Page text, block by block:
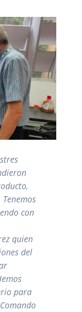
con
quien
del
para